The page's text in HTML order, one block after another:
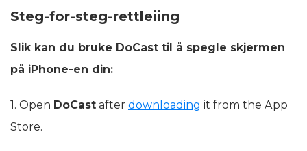
Steg-for-steg-rettleiing
Slik kan du bruke DoCast til å spegle skjermen
på iPhone-en din:
1. Open DoCast after downloading it from the App
Store.